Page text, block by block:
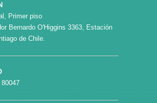
Primer piso
Bernardo O'Higgins 3363, Estación
de Chile.